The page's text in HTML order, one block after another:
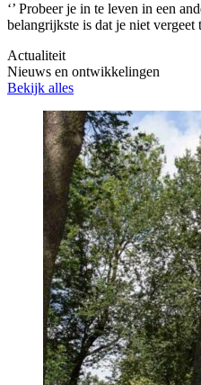
‘’ Probeer je in te leven in een
belangrijkste is dat je niet vergeet
Actualiteit
Nieuws en ontwikkelingen
Bekijk alles